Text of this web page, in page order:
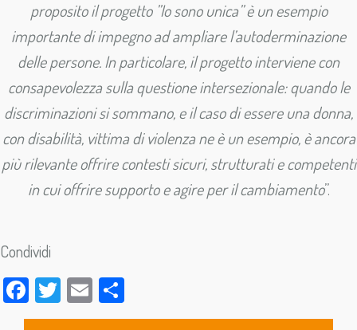
proposito il progetto ”Io sono unica” è un esempio
importante di impegno ad ampliare l’autoderminazione
delle persone. In particolare, il progetto interviene con
consapevolezza sulla questione intersezionale: quando le
discriminazioni si sommano, e il caso di essere una donna,
con disabilità, vittima di violenza ne è un esempio, è ancora
più rilevante offrire contesti sicuri, strutturati e competenti
in cui offrire supporto e agire per il cambiamento”.
Condividi
Facebook
Twitter
Email